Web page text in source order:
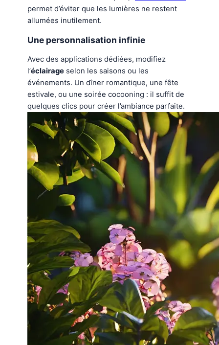
permet d’éviter que les lumières ne restent
allumées inutilement.
Une personnalisation infinie
Avec des applications dédiées, modifiez
l’éclairage selon les saisons ou les
événements. Un dîner romantique, une fête
estivale, ou une soirée cocooning : il suffit de
quelques clics pour créer l’ambiance parfaite.